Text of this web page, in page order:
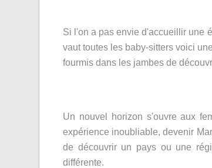
Si l'on a pas envie d'accueillir une
vaut toutes les baby-sitters voici
fourmis dans les jambes de
Un nouvel horizon s'ouvre aux
expérience inoubliable, devenir
de découvrir un pays ou une
différente.